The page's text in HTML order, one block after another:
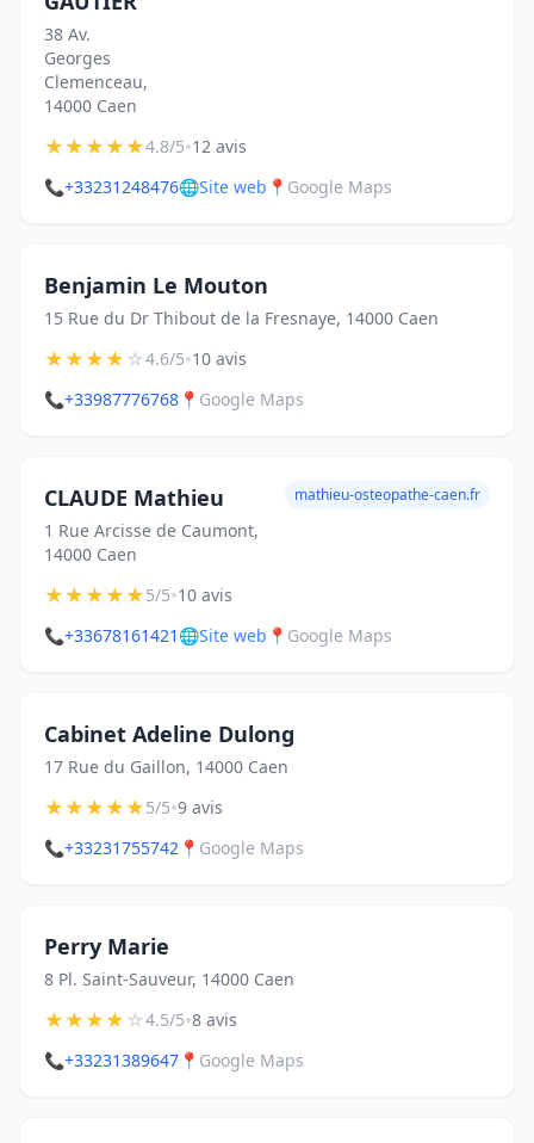
38 Av.
Georges
Clemenceau,
14000 Caen
★★★★★4.8/5•12 avis
📞+33231248476🌐Site web 📍 Google Maps
Benjamin Le Mouton
15 Rue du Dr Thibout de la Fresnaye, 14000 Caen
★★★★☆4.6/5•10 avis
📞+33987776768 📍 Google Maps
CLAUDE Mathieu
1 Rue Arcisse de Caumont,
14000 Caen
mathieu-osteopathe-caen.fr
★★★★★5/5•10 avis
📞+33678161421 🌐Site web 📍 Google Maps
Cabinet Adeline Dulong
17 Rue du Gaillon, 14000 Caen
★★★★★5/5•9 avis
📞+33231755742 📍 Google Maps
Perry Marie
8 Pl. Saint-Sauveur, 14000 Caen
★★★★☆4.5/5•8 avis
📞+33231389647 📍 Google Maps